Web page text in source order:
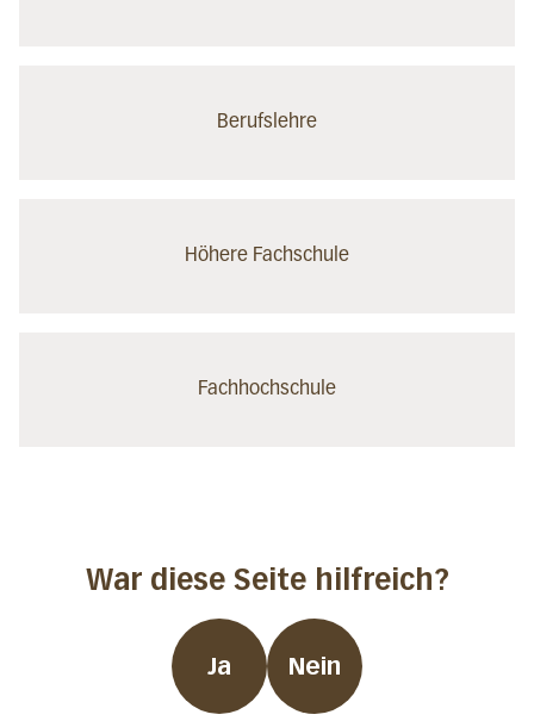
Berufslehre
Höhere Fachschule
Fachhochschule
War diese Seite hilfreich?
Ja Nein